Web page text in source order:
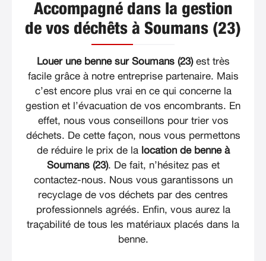
Accompagné dans la gestion
de vos déchêts à Soumans (23)
Louer une benne sur Soumans (23)est très
facile grâce à notre entreprise partenaire. Mais
c’est encore plus vrai en ce qui concerne la
gestion et l’évacuation de vos encombrants. En
effet, nous vous conseillons pour trier vos
déchets. De cette façon, nous vous permettons
de réduire le prix de la location de benne à
Soumans (23). De fait, n’hésitez pas et
contactez-nous. Nous vous garantissons un
recyclage de vos déchets par des centres
professionnels agréés. Enfin, vous aurez la
traçabilité de tous les matériaux placés dans la
benne.